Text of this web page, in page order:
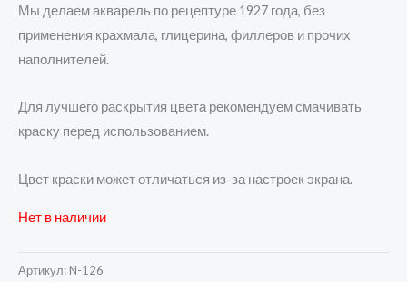
Мы делаем акварель по рецептуре 1927 года, без
применения крахмала, глицерина, филлеров и прочих
наполнителей.
Для лучшего раскрытия цвета рекомендуем смачивать
краску перед использованием.
Цвет краски может отличаться из-за настроек экрана.
Нет в наличии
Артикул: N-126